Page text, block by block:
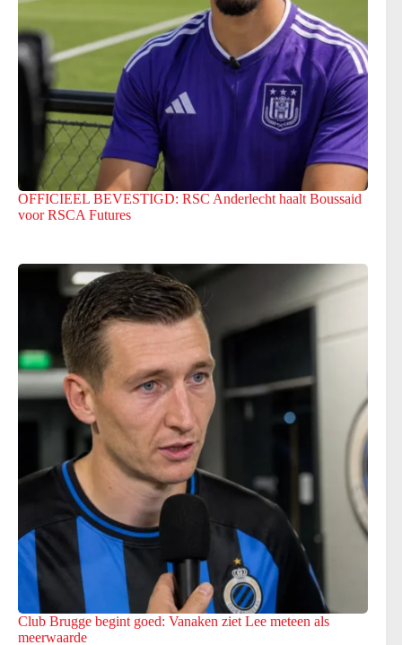
OFFICIEEL BEVESTIGD: RSC Anderlecht haalt Boussaid
voor RSCA Futures
Club Brugge begint goed: Vanaken ziet Lee meteen als
meerwaarde